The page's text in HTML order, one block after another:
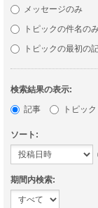
メッセージのみ
トピックの件名の
トピックの最初の
検索結果の表示:
記事
トピック
ソート:
期間内検索: